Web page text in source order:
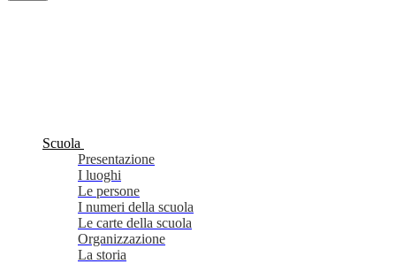
Scuola
Presentazione
I luoghi
Le persone
I numeri della scuola
Le carte della scuola
Organizzazione
La storia